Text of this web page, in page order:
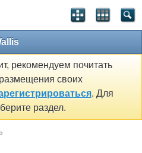
рекомендуем почитать
своих
. Для
раздел.